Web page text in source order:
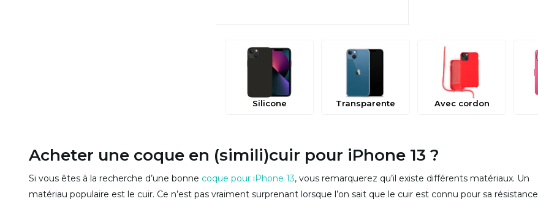
Silicone Transparente Avec cordon
Acheter une coque en (simili)cuir pour iPhone 13 ?
Si vous êtes à la recherche d’une bonne coque pour iPhone 13, vous remarquerez qu’il existe différents matériaux. Un
matériau populaire est le cuir. Ce n’est pas vraiment surprenant lorsque l’on sait que le cuir est connu pour sa résistance